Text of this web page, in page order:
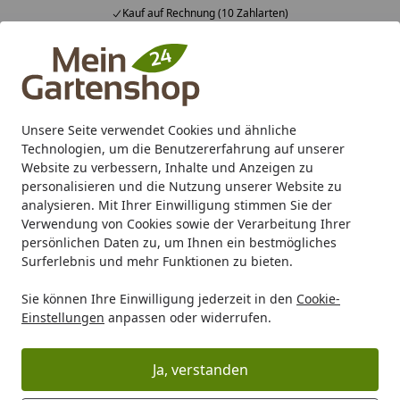
Unsere Seite verwendet Cookies und ähnliche
Technologien, um die Benutzererfahrung auf unserer
Website zu verbessern, Inhalte und Anzeigen zu
personalisieren und die Nutzung unserer Website zu
analysieren. Mit Ihrer Einwilligung stimmen Sie der
Verwendung von Cookies sowie der Verarbeitung Ihrer
persönlichen Daten zu, um Ihnen ein bestmögliches
Surferlebnis und mehr Funktionen zu bieten.
Sie können Ihre Einwilligung jederzeit in den Cookie-
Einstellungen anpassen oder widerrufen.
Ja, verstanden
Kauf auf Rechnung (10 Zahlarten)
Alle Produkte
Mein Konto
Suchen
Karibu Pools inkl. gratis Sandfilteranlage & Pool-
Starterset (Gesamtwert bis 468,99€)
Startseite
Marken Wikholm Form
Wikholm Form
Wählen Sie Ihre Wunschkategorie
Wikholm Form Pflanzgefäße
Wikholm Form Pflanzgefäße